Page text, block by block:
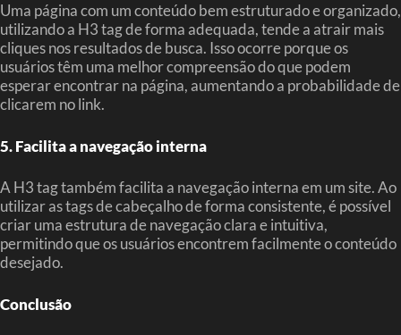
Uma página com um conteúdo bem estruturado e organizado,
utilizando a H3 tag de forma adequada, tende a atrair mais
cliques nos resultados de busca. Isso ocorre porque os
usuários têm uma melhor compreensão do que podem
esperar encontrar na página, aumentando a probabilidade de
clicarem no link.
5. Facilita a navegação interna
A H3 tag também facilita a navegação interna em um site. Ao
utilizar as tags de cabeçalho de forma consistente, é possível
criar uma estrutura de navegação clara e intuitiva,
permitindo que os usuários encontrem facilmente o conteúdo
desejado.
Conclusão